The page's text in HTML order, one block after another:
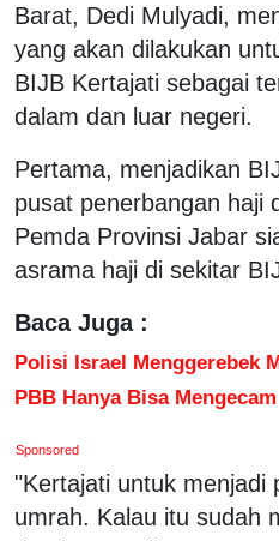
Barat, Dedi Mulyadi,
yang akan dilakukan
BIJB Kertajati sebagai
dalam dan luar negeri.
Pertama, menjadikan
pusat penerbangan haji
Pemda Provinsi Jabar
asrama haji di sekitar
Baca Juga :
Polisi Israel Menggerebek
PBB Hanya Bisa Mengecam
Sponsored
"Kertajati untuk menjadi
umrah. Kalau itu sudah